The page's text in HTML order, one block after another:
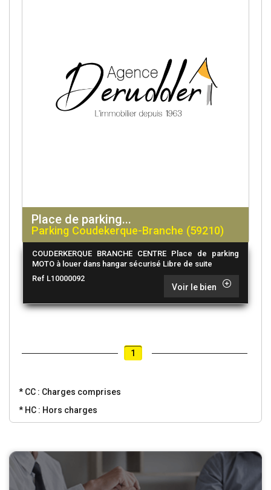
Place de parking...
Parking Coudekerque-Branche (59210)
COUDERKERQUE BRANCHE CENTRE Place de parking
MOTO à louer dans hangar sécurisé Libre de suite
Ref L10000092
Voir le bien
1
* CC : Charges comprises
* HC : Hors charges